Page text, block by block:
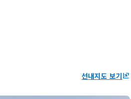
선내지도 보기ungroup